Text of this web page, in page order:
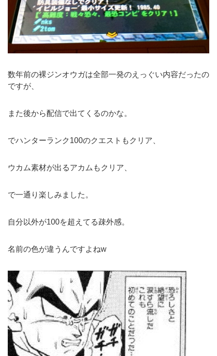
数年前の裸ジンオウガは全部一発のえっぐい内容だったの
ですが、
また後から配信で出てくるのかな。
でハンターランク100のクエストもクリア、
ウカム素材が出るアカムもクリア、
で一通り楽しみました。
自分以外が100を超えてる疎外感。
名前の色が違うんですよねw